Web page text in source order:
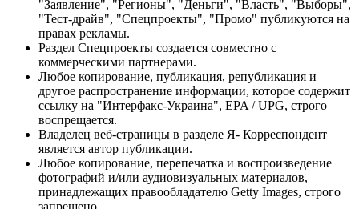
"Заявление", "Регионы", "Деньги", "Власть", "Выборы",
"Тест-драйв", "Спецпроекты", "Промо" публикуются на
правах рекламы.
Раздел Спецпроекты создается совместно с
коммерческими партнерами.
Любое копирование, публикация, републикация и
другое распространение информации, которое содержит
ссылку на "Интерфакс-Украина", EPA / UPG, строго
воспрещается.
Владелец веб-страницы в разделе Я- Корреспондент
является автор публикации.
Любое копирование, перепечатка и воспроизведение
фотографий и/или аудиовизуальных материалов,
принадлежащих правообладателю Getty Images, строго
запрещено.